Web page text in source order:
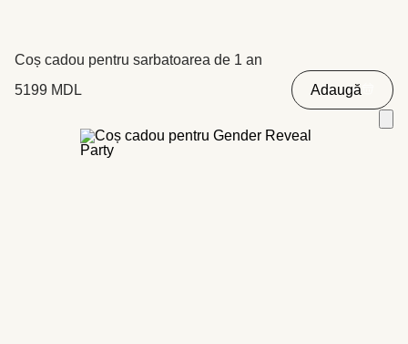
Coș cadou pentru sarbatoarea de 1 an
5199 MDL Adaugă